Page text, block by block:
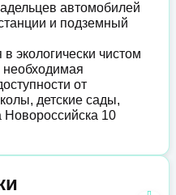
автомобилей
и подземный
экологически чистом
необходимая
от
детские сады,
10